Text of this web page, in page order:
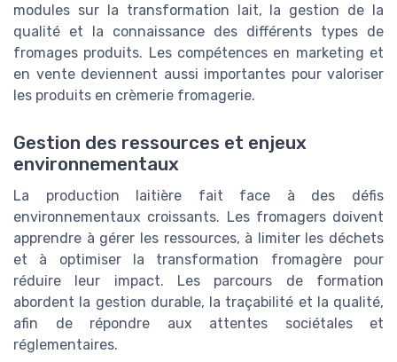
modules sur la transformation lait, la gestion de la
qualité et la connaissance des différents types de
fromages produits. Les compétences en marketing et
en vente deviennent aussi importantes pour valoriser
les produits en crèmerie fromagerie.
Gestion des ressources et enjeux
environnementaux
La production laitière fait face à des défis
environnementaux croissants. Les fromagers doivent
apprendre à gérer les ressources, à limiter les déchets
et à optimiser la transformation fromagère pour
réduire leur impact. Les parcours de formation
abordent la gestion durable, la traçabilité et la qualité,
afin de répondre aux attentes sociétales et
réglementaires.